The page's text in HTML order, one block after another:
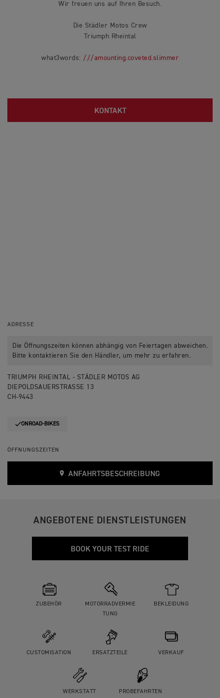
Wir freuen uns auf Ihren Besuch.
Die Städler Motos Crew
Triumph Rheintal
what3words: ///amounting.coveted.slimmer
KONTAKT
ADRESSE
Die Öffnungszeiten können abhängig von Feiertagen abweichen.
Bitte kontaktieren Sie den Händler, um mehr zu erfahren.
TRIUMPH RHEINTAL - STÄDLER MOTOS AG
DIEPOLDSAUERSTRASSE 13
CH-9443
ONROAD-BIKES
ÖFFNUNGSZEITEN
ANFAHRTSBESCHREIBUNG
ANGEBOTENE DIENSTLEISTUNGEN
BOOK YOUR TEST RIDE
ZUBEHÖR
MOTORRADVERMIE
TUNG
BEKLEIDUNG
CUSTOMISATION ERSATZTEILE VERKAUF
WERKSTATT PROBEFAHRTEN